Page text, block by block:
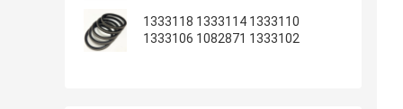
1333118 1333114 1333110
1333106 1082871 1333102